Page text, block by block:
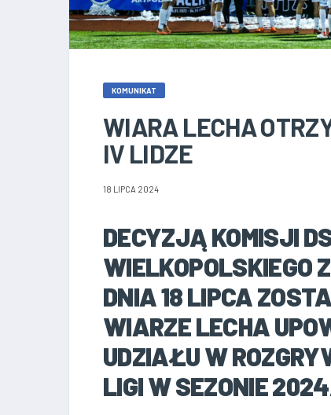
KOMUNIKAT
WIARA LECHA
IV LIDZE
18 LIPCA 2024
DECYZJĄ KOMISJI
WIELKOPOLSKIEGO
DNIA 18 LIPCA
WIARZE LECHA
UDZIAŁU W
LIGI W SEZONIE